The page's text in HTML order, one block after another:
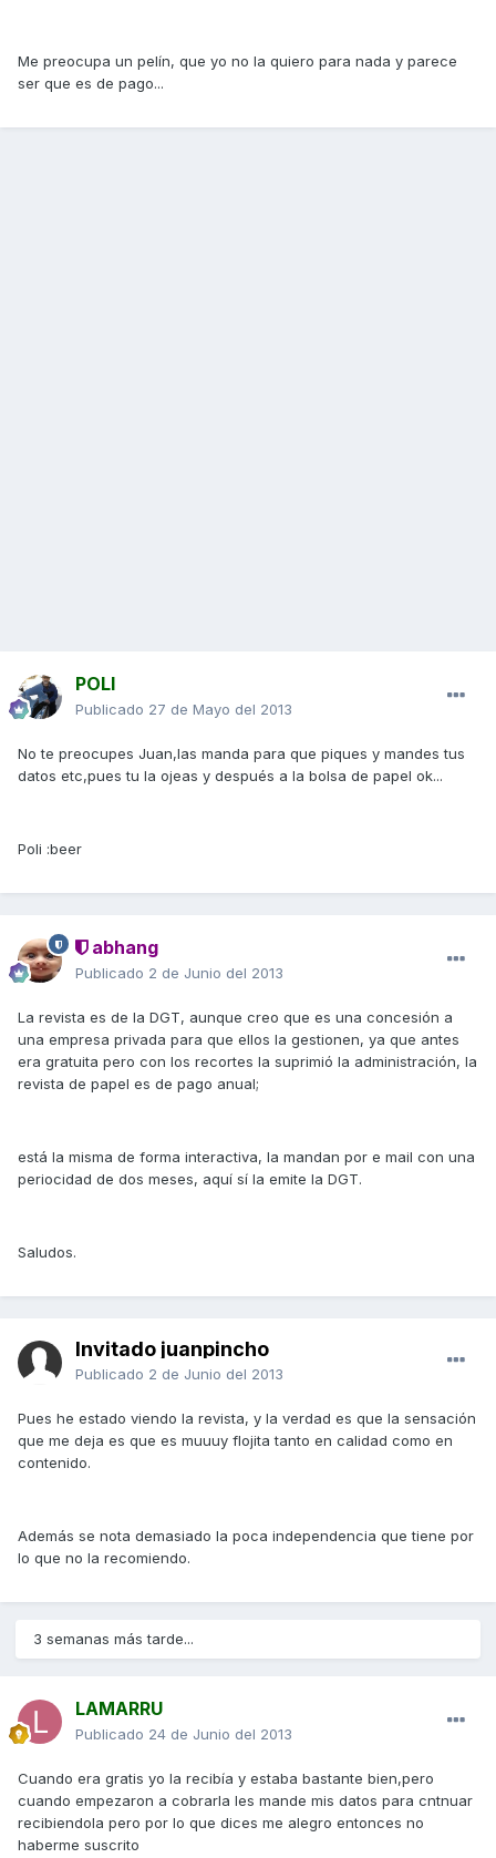
Me preocupa un pelín, que yo no la quiero para nada y parece
ser que es de pago...
POLI
Publicado 27 de Mayo del 2013
No te preocupes Juan,las manda para que piques y mandes tus
datos etc,pues tu la ojeas y después a la bolsa de papel ok...
Poli :beer
abhang
Publicado 2 de Junio del 2013
La revista es de la DGT, aunque creo que es una concesión a
una empresa privada para que ellos la gestionen, ya que antes
era gratuita pero con los recortes la suprimió la administración, la
revista de papel es de pago anual;
está la misma de forma interactiva, la mandan por e mail con una
periocidad de dos meses, aquí sí la emite la DGT.
Saludos.
Invitado juanpincho
Publicado 2 de Junio del 2013
Pues he estado viendo la revista, y la verdad es que la sensación
que me deja es que es muuuy flojita tanto en calidad como en
contenido.
Además se nota demasiado la poca independencia que tiene por
lo que no la recomiendo.
3 semanas más tarde...
LAMARRU
Publicado 24 de Junio del 2013
Cuando era gratis yo la recibía y estaba bastante bien,pero
cuando empezaron a cobrarla les mande mis datos para cntnuar
recibiendola pero por lo que dices me alegro entonces no
haberme suscrito